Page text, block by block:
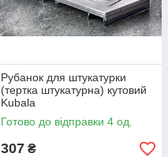
Рубанок для штукатурки
(тертка штукатурна) кутовий
Kubala
Готово до відправки 4 од.
307 ₴